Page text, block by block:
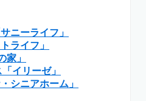
ニーライフ」
ライフ」
家」
イリーゼ」
シニアホーム」